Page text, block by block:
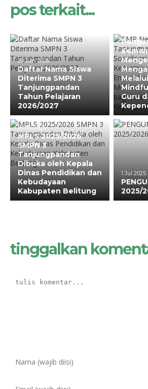
pos terkait...
29 Jun 2026
Daftar Nama Siswa
Diterima SMPN 3
Tanjungpandan
Tahun Pelajaran
2026/2027
Guru
15 Jul 2025
MPLS 2025/2026
SMPN 3
Tanjungpandan
Dibuka oleh Kepala
Dinas Pendidikan dan
Kebudayaan
Kabupaten Belitung
1 Jul 2025
2025/
tinggalkan